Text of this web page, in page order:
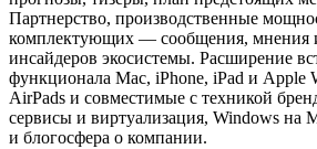
Партнерство, производственные
комплектующих — сообщения, мнения
инсайдеров экосистемы. Расширение
функционала Mac, iPhone, iPad и Apple
AirPads и совместимые с техникой
сервисы и виртуализация, Windows на
и блогосфера о компании.